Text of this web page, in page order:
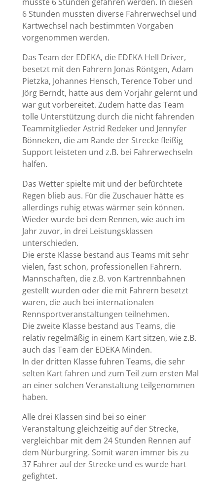
6 Stunden mussten diverse Fahrerwechsel und
Kartwechsel nach bestimmten Vorgaben
vorgenommen werden.
Das Team der EDEKA, die EDEKA Hell Driver,
besetzt mit den Fahrern Jonas Röntgen, Adam
Pietzka, Johannes Hensch, Terence Tober und
Jörg Berndt, hatte aus dem Vorjahr gelernt und
war gut vorbereitet. Zudem hatte das Team
tolle Unterstützung durch die nicht fahrenden
Teammitglieder Astrid Redeker und Jennyfer
Bönneken, die am Rande der Strecke fleißig
Support leisteten und z.B. bei Fahrerwechseln
halfen.
Das Wetter spielte mit und der befürchtete
Regen blieb aus. Für die Zuschauer hätte es
allerdings ruhig etwas wärmer sein können.
Wieder wurde bei dem Rennen, wie auch im
Jahr zuvor, in drei Leistungsklassen
unterschieden.
Die erste Klasse bestand aus Teams mit sehr
vielen, fast schon, professionellen Fahrern.
Mannschaften, die z.B. von Kartrennbahnen
gestellt wurden oder die mit Fahrern besetzt
waren, die auch bei internationalen
Rennsportveranstaltungen teilnehmen.
Die zweite Klasse bestand aus Teams, die
relativ regelmäßig in einem Kart sitzen, wie z.B.
auch das Team der EDEKA Minden.
In der dritten Klasse fuhren Teams, die sehr
selten Kart fahren und zum Teil zum ersten Mal
an einer solchen Veranstaltung teilgenommen
haben.
Alle drei Klassen sind bei so einer
Veranstaltung gleichzeitig auf der Strecke,
vergleichbar mit dem 24 Stunden Rennen auf
dem Nürburgring. Somit waren immer bis zu
37 Fahrer auf der Strecke und es wurde hart
gefightet.